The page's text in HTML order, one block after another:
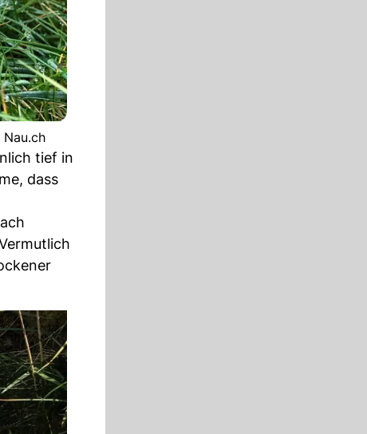
tief in
dass